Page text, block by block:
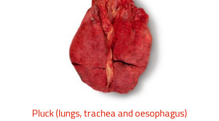
Pluck (lungs, trachea and oesophagus)